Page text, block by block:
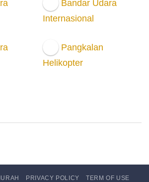
Bandar Udara
Internasional
Pangkalan
Helikopter
PRIVACY POLICY
TERM OF USE